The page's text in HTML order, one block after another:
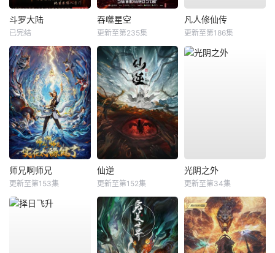
斗罗大陆
已完结
吞噬星空
更新至第235集
凡人修仙传
更新至第186集
师兄啊师兄
更新至第153集
仙逆
更新至第152集
光阴之外
更新至第34集